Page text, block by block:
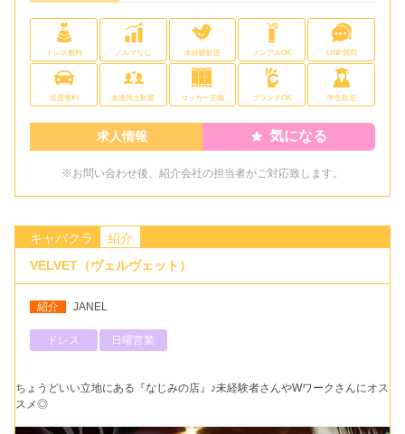
ドレス無料 ノルマなし 未経験歓迎 ノンアルOK LINE質問
送迎無料 友達同士歓迎 ロッカー完備 ブランクOK 学生歓迎
求人情報 気になる
※お問い合わせ後、紹介会社の担当者がご対応致します。
キャバクラ
紹介
VELVET（ヴェルヴェット）
紹介 JANEL
ドレス 日曜営業
ちょうどいい立地にある『なじみの店』♪未経験者さんやWワークさんにオス
スメ◎